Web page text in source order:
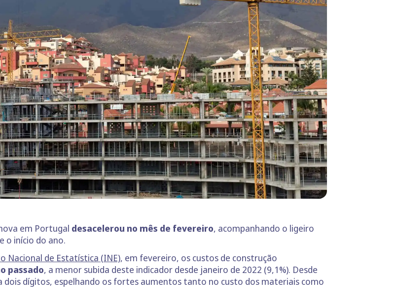
em Portugal desacelerou no mês de fevereiro, acompanhando o ligeiro
o início do ano.
Nacional de Estatística (INE), em fevereiro, os custos de construção
passado, a menor subida deste indicador desde janeiro de 2022 (9,1%). Desde
dígitos, espelhando os fortes aumentos tanto no custo dos materiais como